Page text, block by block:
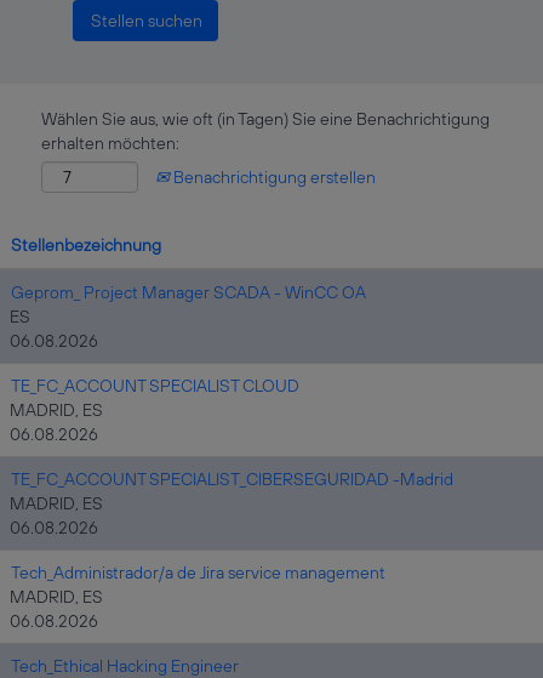
Wählen Sie aus, wie oft (in Tagen) Sie eine Benachrichtigung
erhalten möchten:
Benachrichtigung erstellen
Stellenbezeichnung
Geprom_ Project Manager SCADA - WinCC OA
ES
06.08.2026
TE_FC_ACCOUNT SPECIALIST CLOUD
MADRID, ES
06.08.2026
TE_FC_ACCOUNT SPECIALIST_CIBERSEGURIDAD -Madrid
MADRID, ES
06.08.2026
Tech_Administrador/a de Jira service management
MADRID, ES
06.08.2026
Tech_Ethical Hacking Engineer